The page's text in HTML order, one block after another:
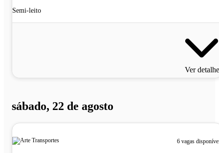
Semi-leito
Ver
sábado, 22 de agosto
6 vagas